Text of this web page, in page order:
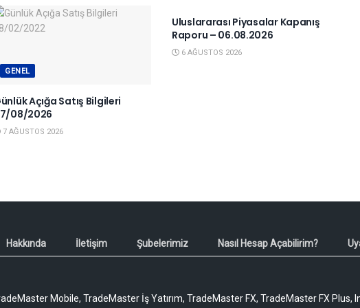
GENEL
Açığa Satış Bilgileri
08/2026
7 AĞUSTOS 2026
Uluslararası Piyasalar Kapanış
Raporu – 06.08.2026
6 AĞUSTOS 2026
Hakkında İletişim Şubelerimiz Nasıl Hesap Açabilirim?
Mobile, TradeMaster İş Yatırım, TradeMaster FX, TradeMaster FX Plus,